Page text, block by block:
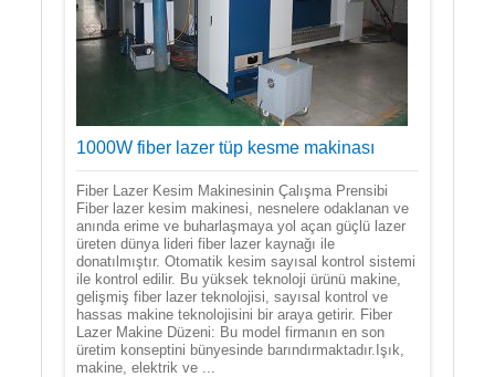
1000W fiber lazer tüp kesme makinası
Fiber Lazer Kesim Makinesinin Çalışma Prensibi
Fiber lazer kesim makinesi, nesnelere odaklanan ve
anında erime ve buharlaşmaya yol açan güçlü lazer
üreten dünya lideri fiber lazer kaynağı ile
donatılmıştır. Otomatik kesim sayısal kontrol sistemi
ile kontrol edilir. Bu yüksek teknoloji ürünü makine,
gelişmiş fiber lazer teknolojisi, sayısal kontrol ve
hassas makine teknolojisini bir araya getirir. Fiber
Lazer Makine Düzeni: Bu model firmanın en son
üretim konseptini bünyesinde barındırmaktadır.Işık,
makine, elektrik ve ...